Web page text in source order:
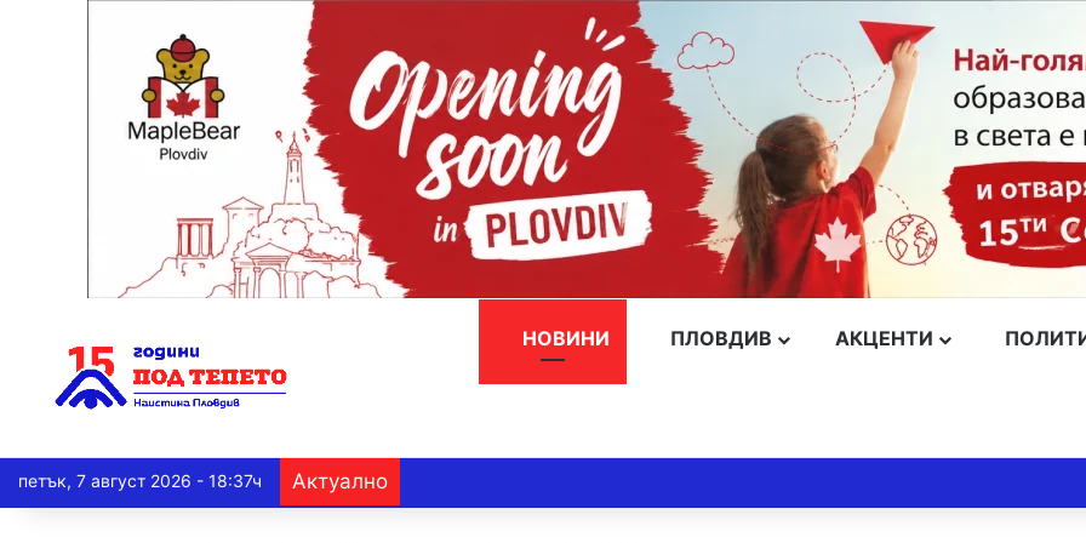
НОВИНИ ПЛОВДИВ АКЦЕНТИ
петък, 7 август 2026 - 18:37ч Актуално